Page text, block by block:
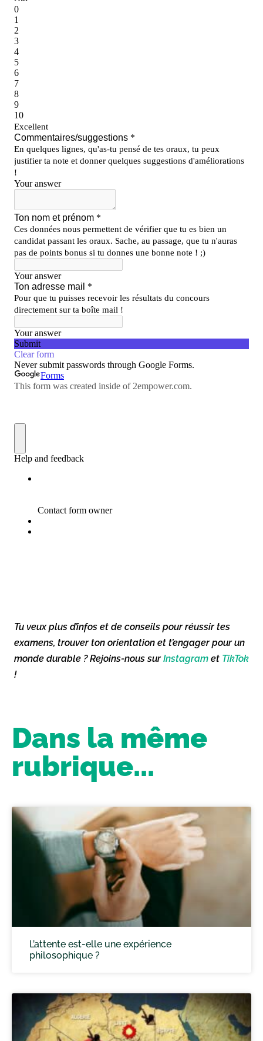
Tu veux plus d’infos et de conseils pour réussir tes
examens, trouver ton orientation et t’engager pour un
monde durable ? Rejoins-nous surInstagram et TikTok
!
Dans la même
rubrique...
L’attente est-elle une expérience
philosophique ?